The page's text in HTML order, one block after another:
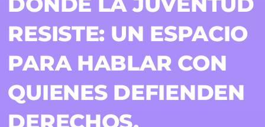
RESISTE: UN ESPACIO
PARA HABLAR CON
QUIENES DEFIENDEN
DERECHOS,